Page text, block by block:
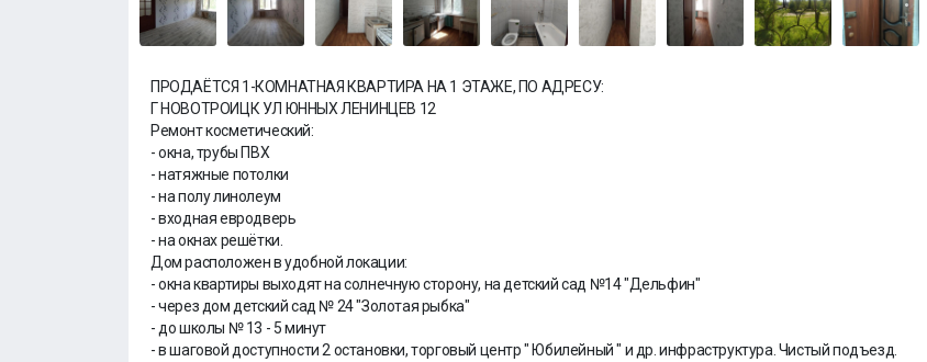
ПРОДАËТСЯ 1-КОМНАТНАЯ КВАРТИРА НА 1 ЭТАЖЕ, ПО АДРЕСУ:
Г НОВОТРОИЦК УЛ ЮННЫХ ЛЕНИНЦЕВ 12
Ремонт косметический:
- окна, трубы ПВХ
- натяжные потолки
- на полу линолеум
- входная евродверь
- на окнах решëтки.
Дом расположен в удобной локации:
- окна квартиры выходят на солнечную сторону, на детский сад №14 "Дельфин"
- через дом детский сад № 24 "Золотая рыбка"
- до школы № 13 - 5 минут
- в шаговой доступности 2 остановки, торговый центр " Юбилейный " и др. инфраструктура. Чистый подъезд.